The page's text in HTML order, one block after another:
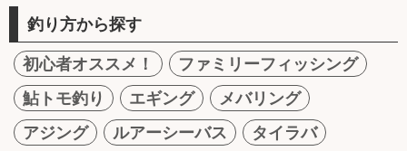
釣り方から探す
初心者オススメ！
ファミリーフィッシング
鮎トモ釣り
エギング
メバリング
アジング
ルアーシーバス
タイラバ